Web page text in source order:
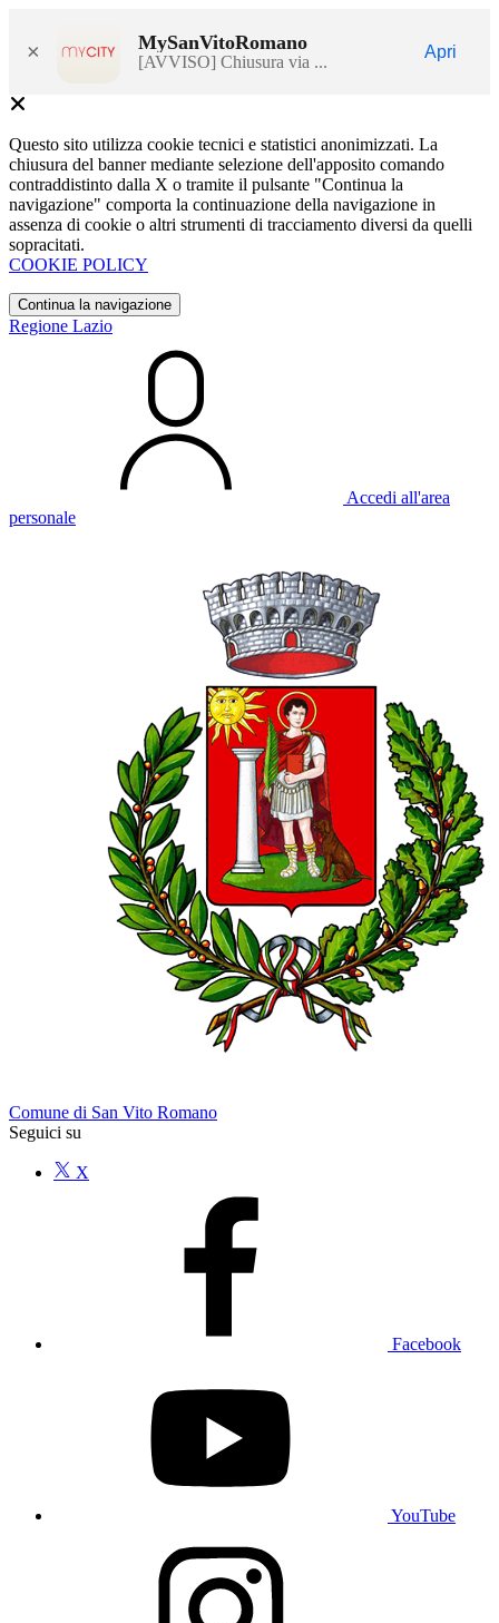
× MySanVitoRomano
[AVVISO] Chiusura via ...
Apri
Questo sito utilizza cookie tecnici e statistici anonimizzati. La
chiusura del banner mediante selezione dell'apposito comando
contraddistinto dalla X o tramite il pulsante "Continua la
navigazione" comporta la continuazione della navigazione in
assenza di cookie o altri strumenti di tracciamento diversi da quelli
sopracitati.
COOKIE POLICY
Continua la navigazione
Regione Lazio
Accedi all'area
personale
Comune di San Vito Romano
Seguici su
X
Facebook
YouTube